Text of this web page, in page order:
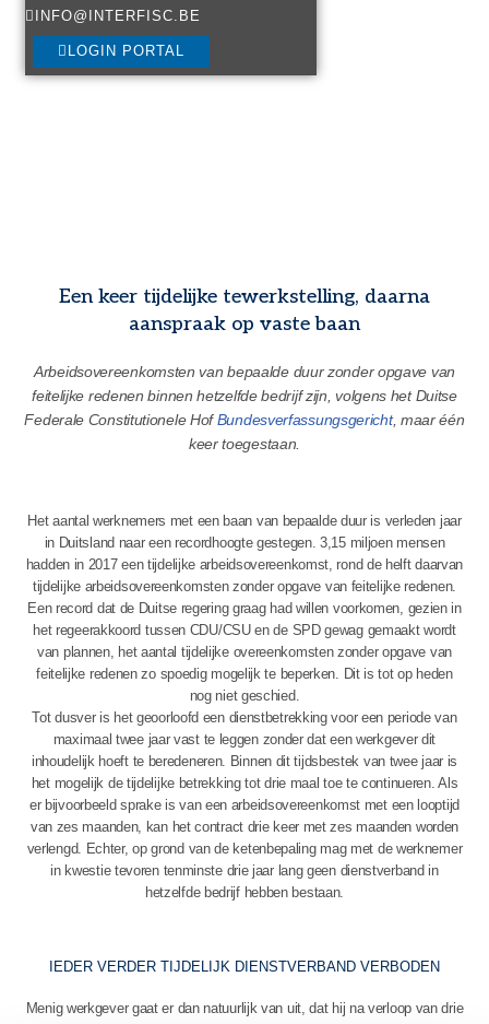
INFO@INTERFISC.BE
LOGIN PORTAL
Een keer tijdelijke tewerkstelling, daarna
aanspraak op vaste baan
Arbeidsovereenkomsten van bepaalde duur zonder opgave van
feitelijke redenen binnen hetzelfde bedrijf zijn, volgens het Duitse
Federale Constitutionele HofBundesverfassungsgericht, maar één
keer toegestaan.
Het aantal werknemers met een baan van bepaalde duur is verleden jaar
in Duitsland naar een recordhoogte gestegen. 3,15 miljoen mensen
hadden in 2017 een tijdelijke arbeidsovereenkomst, rond de helft daarvan
tijdelijke arbeidsovereenkomsten zonder opgave van feitelijke redenen.
Een record dat de Duitse regering graag had willen voorkomen, gezien in
het regeerakkoord tussen CDU/CSU en de SPD gewag gemaakt wordt
van plannen, het aantal tijdelijke overeenkomsten zonder opgave van
feitelijke redenen zo spoedig mogelijk te beperken. Dit is tot op heden
nog niet geschied.
Tot dusver is het geoorloofd een dienstbetrekking voor een periode van
maximaal twee jaar vast te leggen zonder dat een werkgever dit
inhoudelijk hoeft te beredeneren. Binnen dit tijdsbestek van twee jaar is
het mogelijk de tijdelijke betrekking tot drie maal toe te continueren. Als
er bijvoorbeeld sprake is van een arbeidsovereenkomst met een looptijd
van zes maanden, kan het contract drie keer met zes maanden worden
verlengd. Echter, op grond van de ketenbepaling mag met de werknemer
in kwestie tevoren tenminste drie jaar lang geen dienstverband in
hetzelfde bedrijf hebben bestaan.
IEDER VERDER TIJDELIJK DIENSTVERBAND VERBODEN
Menig werkgever gaat er dan natuurlijk van uit, dat hij na verloop van drie